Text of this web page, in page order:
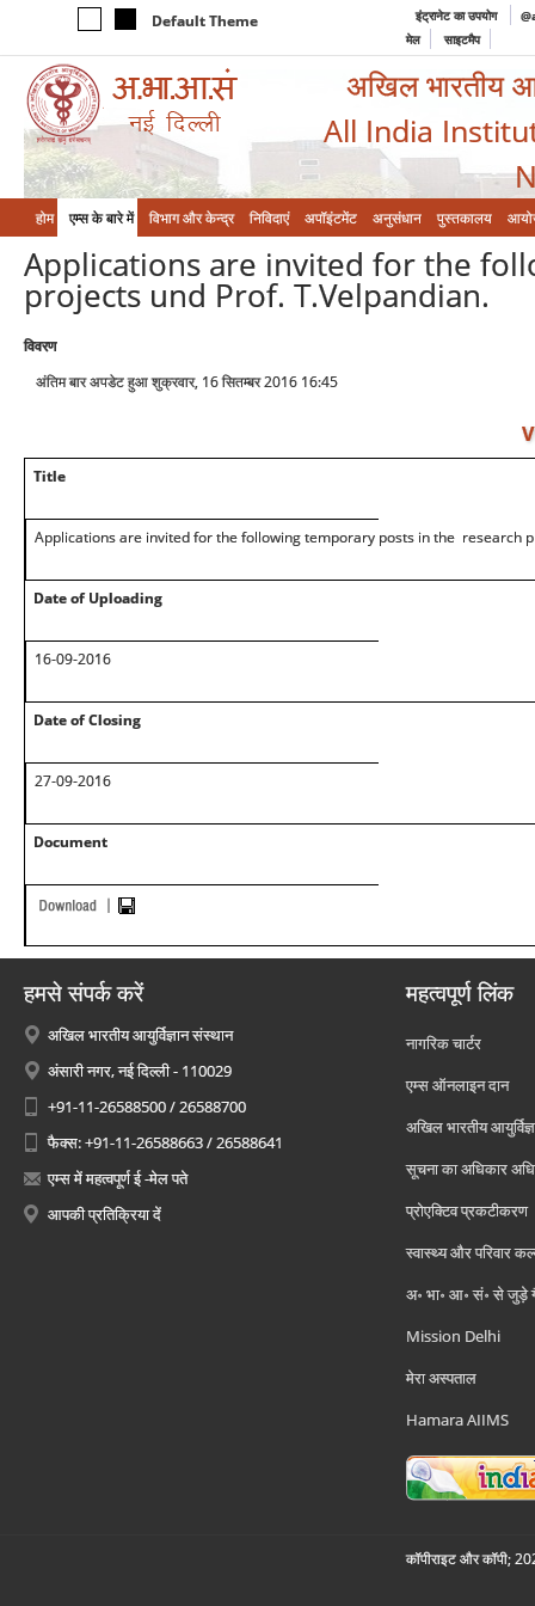
Default Theme इंट्रानेट का उपयोग
मेल
साइटमैप
अखिल भारतीय
All India
होम एम्‍स के बारे में विभाग और केन्‍द्र निविदाएं अपॉइंटमेंट अनुसंधान पुस्तकालय
Applications are invited for the
projects und Prof. T.Velpandian.
विवरण
अंतिम बार अपडेट हुआ शुक्रवार, 16 सितम्बर 2016 16:45
Title
Applications are invited for the following temporary posts in the research
Date of Uploading
16-09-2016
Date of Closing
27-09-2016
Document
हमसे संपर्क करें
अखिल भारतीय आयुर्विज्ञान संस्थान
अंसारी नगर, नई दिल्ली - 110029
+91-11-26588500 / 26588700
फैक्स: +91-11-26588663 / 26588641
एम्स में महत्वपूर्ण ई -मेल पते
आपकी प्रतिक्रिया दें
महत्वपूर्ण लिंक
नागरिक चार्टर
एम्स ऑनलाइन दान
अखिल भारतीय
सूचना का अधिकार
प्रोएक्टिव प्रकटीकरण
स्वास्थ्य और परिवार
अ॰ भा॰ आ॰ सं॰ से जुड़े
Mission Delhi
मेरा अस्पताल
Hamara AIIMS
कॉपीराइट और कॉपी;